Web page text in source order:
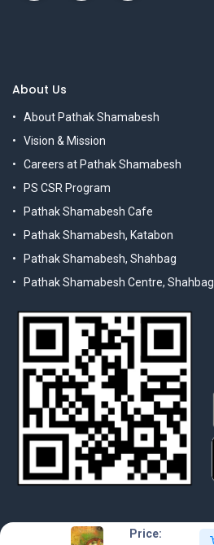
Price:
About Us
About Pathak Shamabesh
Vision & Mission
Careers at Pathak Shamabesh
PS CSR Program
Pathak Shamabesh Cafe
Pathak Shamabesh, Katabon
Pathak Shamabesh, Shahbag
Pathak Shamabesh Centre, Shahbag